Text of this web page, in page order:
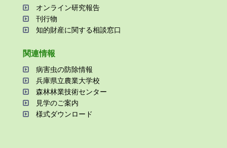
オンライン研究報告
刊⾏物
知的財産に関する相談窓⼝
関連情報
病害⾍の防除情報
兵庫県⽴農業⼤学校
森林林業技術センター
⾒学のご案内
様式ダウンロード